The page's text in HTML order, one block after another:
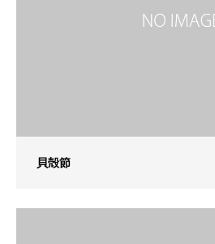
貝殻節